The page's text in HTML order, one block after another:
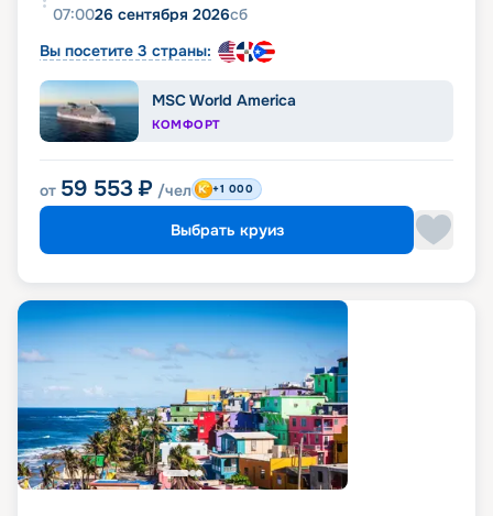
07:0026 сентября 2026сб
Вы посетите 3 страны:
MSC World America
КОМФОРТ
от 59 553 ₽ /чел +1 000
Выбрать круиз